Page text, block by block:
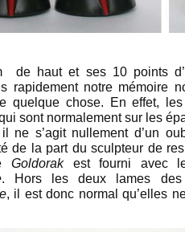
de haut et ses 10 points
rapidement notre mémoire
quelque chose. En effet,
sont normalement sur les
ne s’agit nullement d’un
de la part du sculpteur de
Goldorak est fourni avec
. Hors les deux lames des
, il est donc normal qu’elles